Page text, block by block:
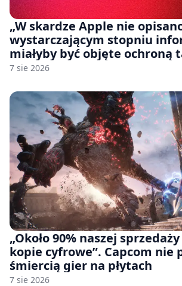
„W skardze Apple nie
wystarczającym stopniu
miałyby być objęte ochroną
handlowej”. OpenAI żąda
7 sie 2026
„Około 90% naszej
kopie cyfrowe”. Capcom nie
śmiercią gier na płytach
7 sie 2026